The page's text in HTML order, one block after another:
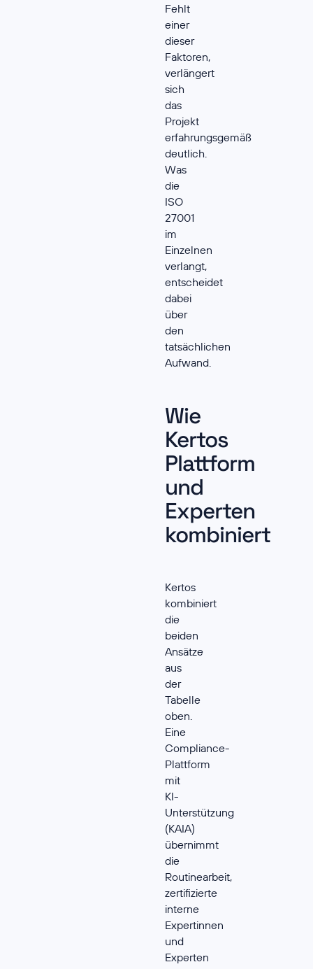
Fehlt
einer
dieser
Faktoren,
verlängert
sich
das
Projekt
erfahrungsgemäß
deutlich.
Was
die
ISO
27001
im
Einzelnen
verlangt,
entscheidet
dabei
über
den
tatsächlichen
Aufwand.
Wie
Kertos
Plattform
und
Experten
kombiniert
Kertos
kombiniert
die
beiden
Ansätze
aus
der
Tabelle
oben.
Eine
Compliance-
Plattform
mit
KI-
Unterstützung
(KAIA)
übernimmt
die
Routinearbeit,
zertifizierte
interne
Expertinnen
und
Experten